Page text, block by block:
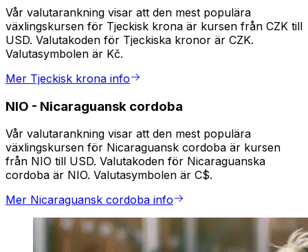
Vår valutarankning visar att den mest populära
växlingskursen för Tjeckisk krona är kursen från CZK till
USD. Valutakoden för Tjeckiska kronor är CZK.
Valutasymbolen är Kč.
Mer Tjeckisk krona info
NIO - Nicaraguansk cordoba
Vår valutarankning visar att den mest populära
växlingskursen för Nicaraguansk cordoba är kursen
från NIO till USD. Valutakoden för Nicaraguanska
cordoba är NIO. Valutasymbolen är C$.
Mer Nicaraguansk cordoba info